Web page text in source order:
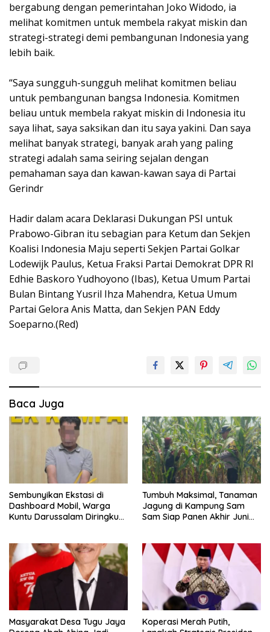
bergabung dengan pemerintahan Joko Widodo, ia
melihat komitmen untuk membela rakyat miskin dan
strategi-strategi demi pembangunan Indonesia yang
lebih baik.
“Saya sungguh-sungguh melihat komitmen beliau
untuk pembangunan bangsa Indonesia. Komitmen
beliau untuk membela rakyat miskin di Indonesia itu
saya lihat, saya saksikan dan itu saya yakini. Dan saya
melihat banyak strategi, banyak arah yang paling
strategi adalah sama seiring sejalan dengan
pemahaman saya dan kawan-kawan saya di Partai
Gerindr
Hadir dalam acara Deklarasi Dukungan PSI untuk
Prabowo-Gibran itu sebagian para Ketum dan Sekjen
Koalisi Indonesia Maju seperti Sekjen Partai Golkar
Lodewijk Paulus, Ketua Fraksi Partai Demokrat DPR RI
Edhie Baskoro Yudhoyono (Ibas), Ketua Umum Partai
Bulan Bintang Yusril Ihza Mahendra, Ketua Umum
Partai Gelora Anis Matta, dan Sekjen PAN Eddy
Soeparno.(Red)
Baca Juga
Sembunyikan Ekstasi di
Dashboard Mobil, Warga
Kuntu Darussalam Diringkus
Tumbuh Maksimal, Tanaman
Jagung di Kampung Sam
Sam Siap Panen Akhir Juni
Masyarakat Desa Tugu Jaya
Koperasi Merah Putih,